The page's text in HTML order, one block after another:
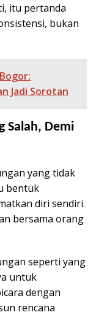
itu pertanda
bukan
Jadi Sorotan
Salah, Demi
yang tidak
bentuk
diri sendiri.
bersama orang
seperti yang
untuk
dengan
rencana